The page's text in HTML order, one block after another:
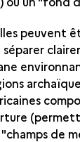
peuvent
de